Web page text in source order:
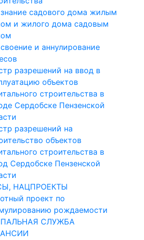
садового дома жилым
и жилого дома садовым
и аннулирование
разрешений на ввод в
объектов
строительства в
Сердобске Пензенской
разрешений на
объектов
строительства в
Сердобске Пензенской
НАЦПРОЕКТЫ
проект по
рождаемости
СЛУЖБА